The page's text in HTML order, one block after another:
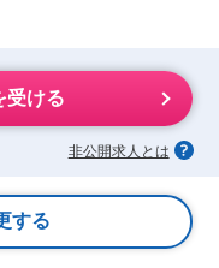
受ける
非公開求人とは
する